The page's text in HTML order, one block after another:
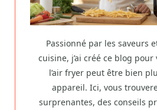
Passionné par les saveurs
cuisine, j’ai créé ce blog
l’air fryer peut être bien
appareil. Ici, vous
surprenantes, des conseils